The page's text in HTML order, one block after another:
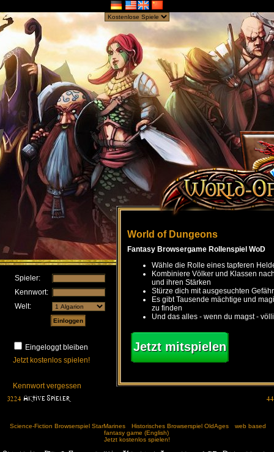
Spieler:
Kennwort:
Welt:
Eingeloggt bleiben
Jetzt kostenlos spielen!
Kennwort vergessen
World of Dungeons
Fantasy Browsergame Rollenspiel WoD
Wähle die Rolle eines tapferen
Kombiniere Völker und Klassen
und ihren Stärken
Stürze dich mit ausgesuchten
Es gibt Tausende mächtige und
zu finden
Und das alles - wenn du magst -
Jetzt mitspielen
Science-Fiction Browserspiel StarMarines Historisches Browserspiel OldAges
web based
fantasy game (English)
Jetzt kostenlos spielen!